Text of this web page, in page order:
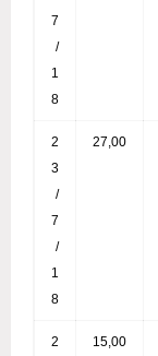
7
/
1
8
2
3
/
7
/
1
8
27,00
2
15,00